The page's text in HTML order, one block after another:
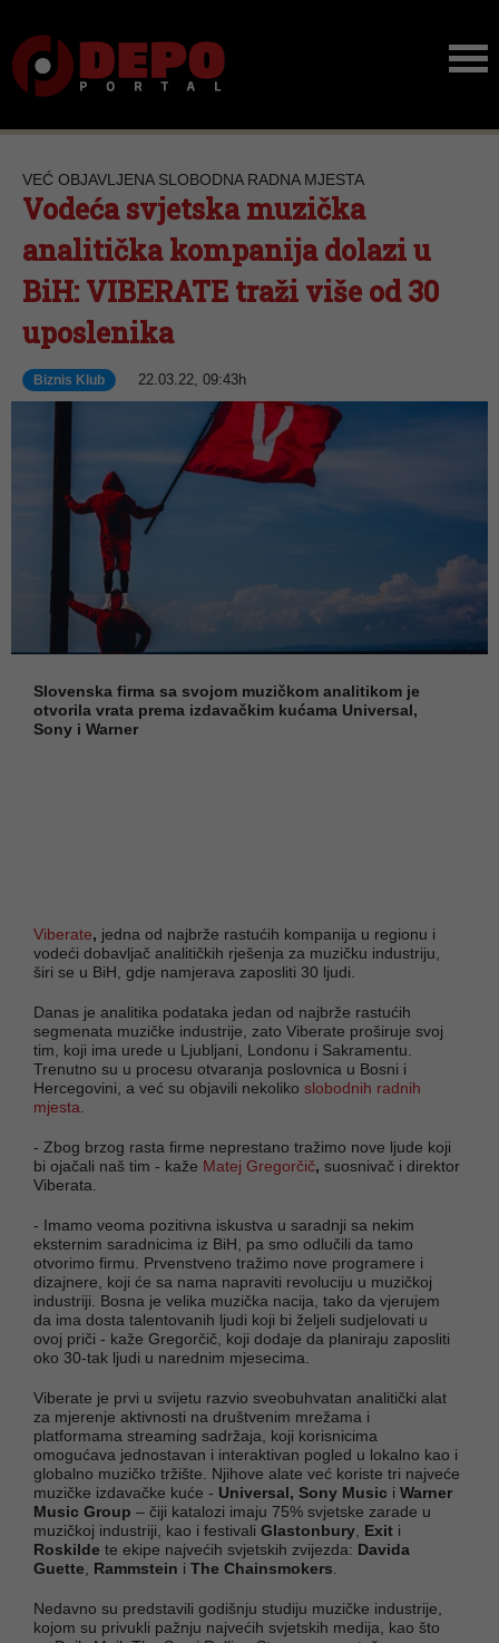
VEĆ OBJAVLJENA SLOBODNA RADNA MJESTA
Vodeća svjetska muzička
analitička kompanija dolazi u
BiH: VIBERATE traži više od 30
uposlenika
Biznis Klub 22.03.22, 09:43h
Slovenska firma sa svojom muzičkom analitikom je
otvorila vrata prema izdavačkim kućama Universal,
Sony i Warner
Viberate, jedna od najbrže rastućih kompanija u regionu i
vodeći dobavljač analitičkih rješenja za muzičku industriju,
širi se u BiH, gdje namjerava zaposliti 30 ljudi.
Danas je analitika podataka jedan od najbrže rastućih
segmenata muzičke industrije, zato Viberate proširuje svoj
tim, koji ima urede u Ljubljani, Londonu i Sakramentu.
Trenutno su u procesu otvaranja poslovnica u Bosni i
Hercegovini, a već su objavili nekoliko slobodnih radnih
mjesta
- Zbog brzog rasta firme neprestano tražimo nove ljude koji
bi ojačali naš tim - kaže Matej Gregorčič, suosnivač i direktor
Viberata.
- Imamo veoma pozitivna iskustva u saradnji sa nekim
eksternim saradnicima iz BiH, pa smo odlučili da tamo
otvorimo firmu. Prvenstveno tražimo nove programere i
dizajnere, koji će sa nama napraviti revoluciju u muzičkoj
industriji. Bosna je velika muzička nacija, tako da vjerujem
da ima dosta talentovanih ljudi koji bi željeli sudjelovati u
ovoj priči - kaže Gregorčič, koji dodaje da planiraju zaposliti
oko 30-tak ljudi u narednim mjesecima.
Viberate je prvi u svijetu razvio sveobuhvatan analitički alat
za mjerenje aktivnosti na društvenim mrežama i
platformama streaming sadržaja, koji korisnicima
omogućava jednostavan i interaktivan pogled u lokalno kao i
globalno muzičko tržište. Njihove alate već koriste tri najveće
muzičke izdavačke kuće - Universal, Sony Music i Warner
Music Group – čiji katalozi imaju 75% svjetske zarade u
muzičkoj industriji, kao i festivali Glastonbury Exit i
Roskilde te ekipe najvećih svjetskih zvijezda: Davida
Guette
Rammstein i The Chainsmokers
Nedavno su predstavili godišnju studiju muzičke industrije,
kojom su privukli pažnju najvećih svjetskih medija, kao što